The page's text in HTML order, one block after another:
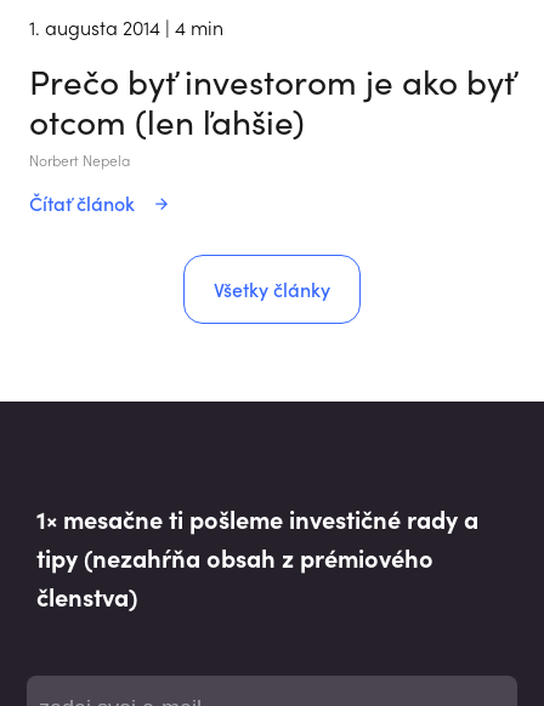
1. augusta 2014 | 4 min
Prečo byť investorom je ako byť
otcom (len ľahšie)
Norbert Nepela
Čítať článok
Všetky články
1× mesačne ti pošleme investičné rady a
tipy (nezahŕňa obsah z prémiového
členstva)